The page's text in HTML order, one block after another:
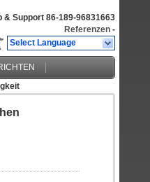
& Support 86-189-96831663
Referenzen -
Select Language